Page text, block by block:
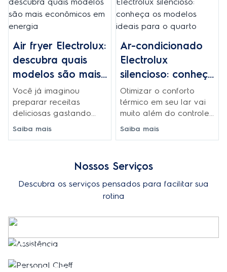
diferença na rotina.
rotina culinária.
Air fryer Electrolux:
descubra quais
modelos são mais
econômicos em
energia
Você já imaginou
preparar receitas
deliciosas gastando
estudos apontam que,
em muitas casas
30% do consumo
mensal de energia.
Saiba mais
Ar-condicionado
Electrolux
silencioso: conheça
os modelos ideais
para o quarto
Otimizar o conforto
térmico em seu lar vai
muito além do controle
transforma a rotina, seja
para dormir melhor,
trabalhar com foco ou
da Electrolux significa
Saiba mais
Nossos Serviços
Descubra os serviços pensados para facilitar sua
rotina
Retirada & Coleta
Garantia Estendida